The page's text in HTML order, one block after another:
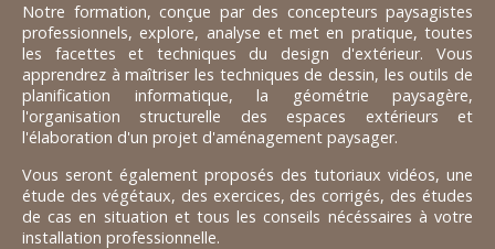
Notre formation, conçue par des concepteurs paysagistes
professionnels, explore, analyse et met en pratique, toutes
les facettes et techniques du design d'extérieur. Vous
apprendrez à maîtriser les techniques de dessin, les outils de
planification informatique, la géométrie paysagère,
l'organisation structurelle des espaces extérieurs et
l'élaboration d'un projet d'aménagement paysager.
Vous seront également proposés des tutoriaux vidéos, une
étude des végétaux, des exercices, des corrigés, des études
de cas en situation et tous les conseils nécéssaires à votre
installation professionnelle.